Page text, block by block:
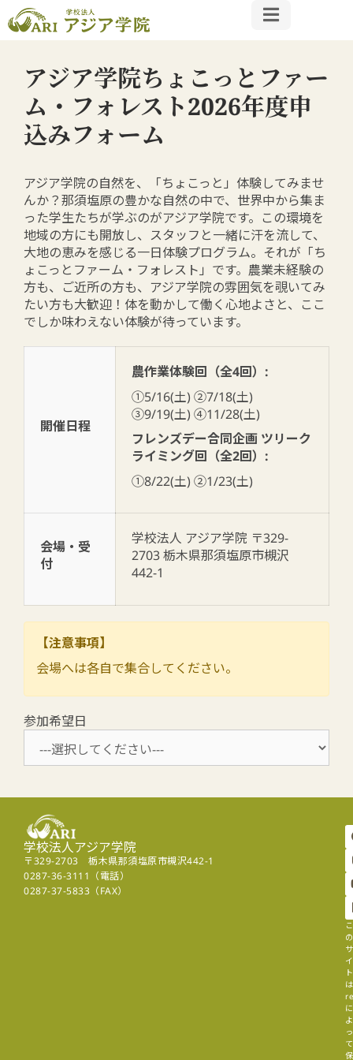
アジア学院ちょこっとファー
ム・フォレスト2026年度申
込みフォーム
アジア学院の自然を、「ちょこっと」体験してみませ
んか？那須塩原の豊かな自然の中で、世界中から集ま
った学生たちが学ぶのがアジア学院です。この環境を
地域の方にも開放し、スタッフと一緒に汗を流して、
大地の恵みを感じる一日体験プログラム。それが「ち
ょこっとファーム・フォレスト」です。農業未経験の
方も、ご近所の方も、アジア学院の雰囲気を覗いてみ
たい方も大歓迎！体を動かして働く心地よさと、ここ
でしか味わえない体験が待っています。
開催日程
農作業体験回（全4回）:
①5/16(土) ②7/18(土)
③9/19(土) ④11/28(土)
フレンズデー合同企画 ツリーク
ライミング回（全2回）:
①8/22(土) ②1/23(土)
会場・受
付
学校法人 アジア学院 〒329-
2703 栃木県那須塩原市槻沢
442-1
【注意事項】
会場へは各自で集合してください。
参加希望日
学校法人アジア学院
〒329-2703 栃木県那須塩原市槻沢442-1
0287-36-3111（電話）
0287-37-5833（FAX）
こ
の
サ
イ
ト
は
に
よ
っ
て
保